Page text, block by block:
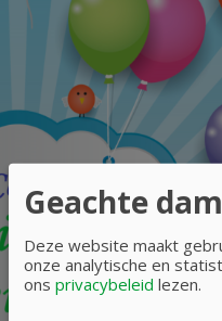
Geachte
Deze website maakt
onze analytische en
ons privacybeleid lezen.